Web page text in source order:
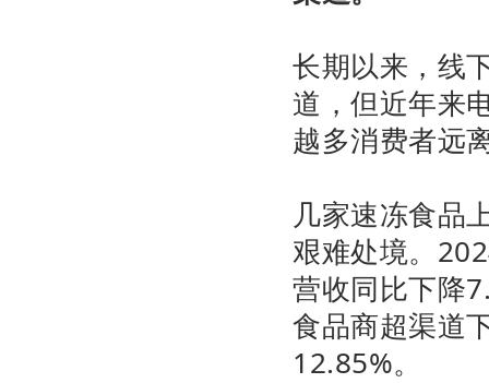
长期以来，线
道，但近年来
越多消费者远
几家速冻食品
艰难处境。
营收同比下降
食品商超渠道
12.85%。